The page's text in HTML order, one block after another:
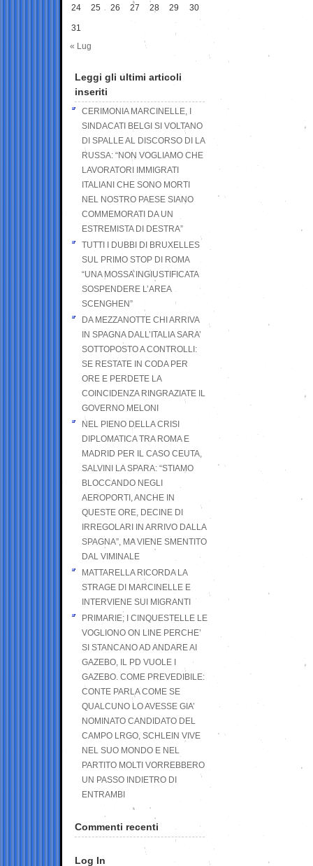
24 25 26 27 28 29 30
31
« Lug
Leggi gli ultimi articoli
inseriti
CERIMONIA MARCINELLE, I
SINDACATI BELGI SI VOLTANO
DI SPALLE AL DISCORSO DI LA
RUSSA: “NON VOGLIAMO CHE
LAVORATORI IMMIGRATI
ITALIANI CHE SONO MORTI
NEL NOSTRO PAESE SIANO
COMMEMORATI DA UN
ESTREMISTA DI DESTRA”
TUTTI I DUBBI DI BRUXELLES
SUL PRIMO STOP DI ROMA
“UNA MOSSA INGIUSTIFICATA
SOSPENDERE L’AREA
SCENGHEN”
DA MEZZANOTTE CHI ARRIVA
IN SPAGNA DALL’ITALIA SARA’
SOTTOPOSTO A CONTROLLI:
SE RESTATE IN CODA PER
ORE E PERDETE LA
COINCIDENZA RINGRAZIATE IL
GOVERNO MELONI
NEL PIENO DELLA CRISI
DIPLOMATICA TRA ROMA E
MADRID PER IL CASO CEUTA,
SALVINI LA SPARA: “STIAMO
BLOCCANDO NEGLI
AEROPORTI, ANCHE IN
QUESTE ORE, DECINE DI
IRREGOLARI IN ARRIVO DALLA
SPAGNA”, MA VIENE SMENTITO
DAL VIMINALE
MATTARELLA RICORDA LA
STRAGE DI MARCINELLE E
INTERVIENE SUI MIGRANTI
PRIMARIE; I CINQUESTELLE LE
VOGLIONO ON LINE PERCHE’
SI STANCANO AD ANDARE AI
GAZEBO, IL PD VUOLE I
GAZEBO. COME PREVEDIBILE:
CONTE PARLA COME SE
QUALCUNO LO AVESSE GIA’
NOMINATO CANDIDATO DEL
CAMPO LRGO, SCHLEIN VIVE
NEL SUO MONDO E NEL
PARTITO MOLTI VORREBBERO
UN PASSO INDIETRO DI
ENTRAMBI
Commenti recenti
Log In